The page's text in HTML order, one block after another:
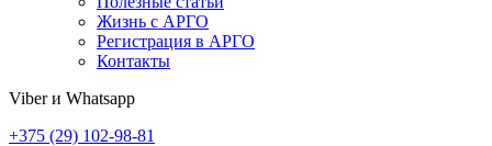
Жизнь с АРГО
Регистрация в АРГО
Контакты
Viber и Whatsapp
+375 (29) 102-98-81